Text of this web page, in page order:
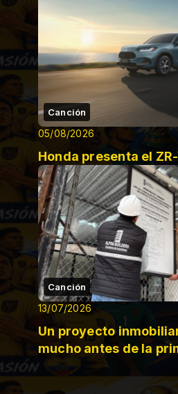
Canción
05/08/2026
Honda presenta el
Canción
13/07/2026
Un proyecto
mucho antes de la